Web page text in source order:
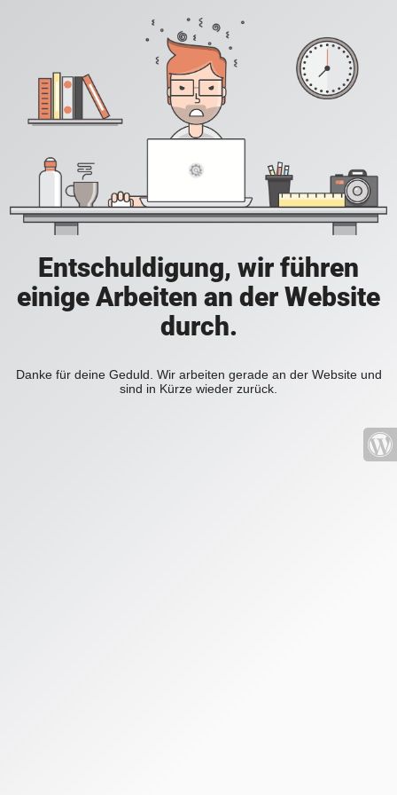
Entschuldigung, wir führen
einige Arbeiten an der Website
durch.
Danke für deine Geduld. Wir arbeiten gerade an der Website und
sind in Kürze wieder zurück.